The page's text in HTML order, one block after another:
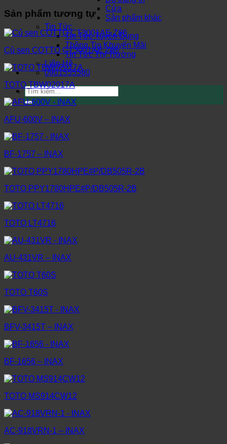
Cửa
Sản phẩm khác
Tin Tức
Tin Tức Tuyển Dụng
Thông Tin Khuyến Mãi
Tin Tức Thị Trường
Liên Hệ
0901555580
Tìm
kiếm:
Sản phẩm tương tự
Củ sen COTTO CT3001AE Z86
TOTO TBW02017A
AFU-600V – INAX
BF-1757 – INAX
TOTO PPY1780HPE#P/DB505R-2B
TOTO LT4716
AU-431VR – INAX
TOTO T60S
BFV-3415T – INAX
BF-1656 – INAX
TOTO MS914CW12
AC-918VRN-1 – INAX